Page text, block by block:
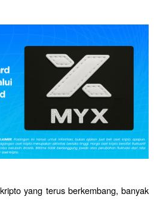
yang terus berkembang, banyak